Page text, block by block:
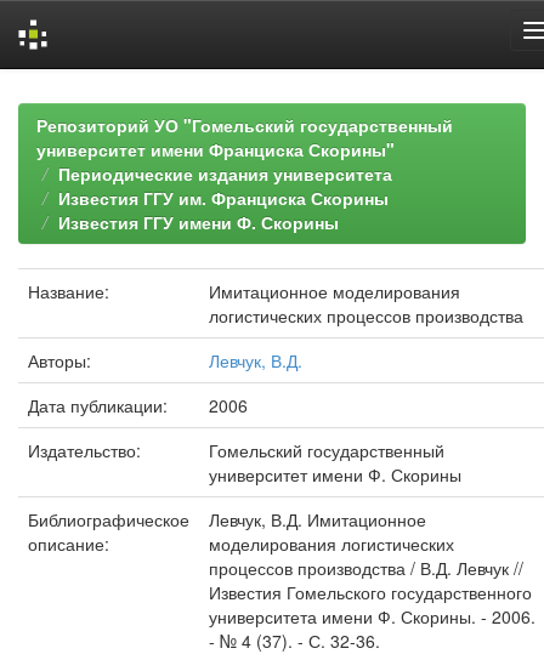
navigationРепозиторий УО "Гомельский государственный
университет имени Франциска Скорины"
Периодические издания университета
Известия ГГУ им. Франциска Скорины
Известия ГГУ имени Ф. Скорины
Название:
Имитационное моделирования
логистических процессов производства
Авторы:
Левчук, В.Д.
Дата публикации:
2006
Издательство:
Гомельский государственный
университет имени Ф. Скорины
Библиографическое
описание:
Левчук, В.Д. Имитационное
моделирования логистических
процессов производства / В.Д. Левчук //
Известия Гомельского государственного
университета имени Ф. Скорины. - 2006.
- № 4 (37). - С. 32-36.